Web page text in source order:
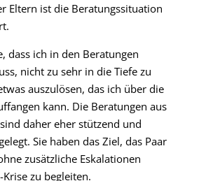
Eltern ist die Beratungssituation
dass ich in den Beratungen
nicht zu sehr in die Tiefe zu
auszulösen, das ich über die
kann. Die Beratungen aus
daher eher stützend und
Sie haben das Ziel, das Paar
zusätzliche Eskalationen
zu begleiten.